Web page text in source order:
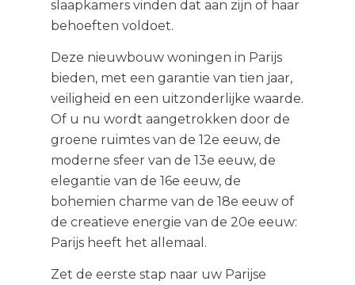
slaapkamers vinden dat aan zijn of haar
behoeften voldoet.
Deze nieuwbouw woningen in Parijs
bieden, met een garantie van tien jaar,
veiligheid en een uitzonderlijke waarde.
Of u nu wordt aangetrokken door de
groene ruimtes van de 12e eeuw, de
moderne sfeer van de 13e eeuw, de
elegantie van de 16e eeuw, de
bohemien charme van de 18e eeuw of
de creatieve energie van de 20e eeuw:
Parijs heeft het allemaal.
Zet de eerste stap naar uw Parijse